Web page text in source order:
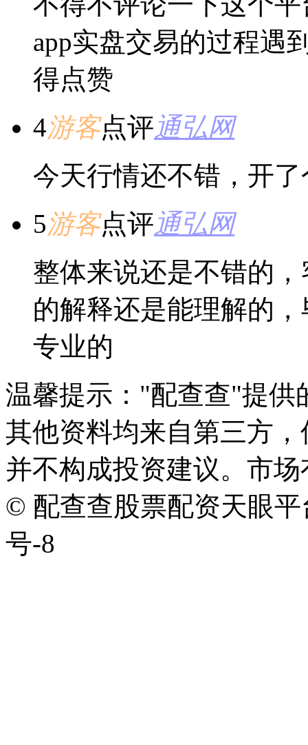
app实盘交易的过程遇
得点赞
4游客点评通弘网
今天行情还不错，开
5游客点评通弘网
整体来说还是不错的
的解释还是能理解的
专业的
温馨提示："配查查"提供
其他资料均来自第三方
并不构成投资建议。市
© 配查查股票配资天眼平
号-8